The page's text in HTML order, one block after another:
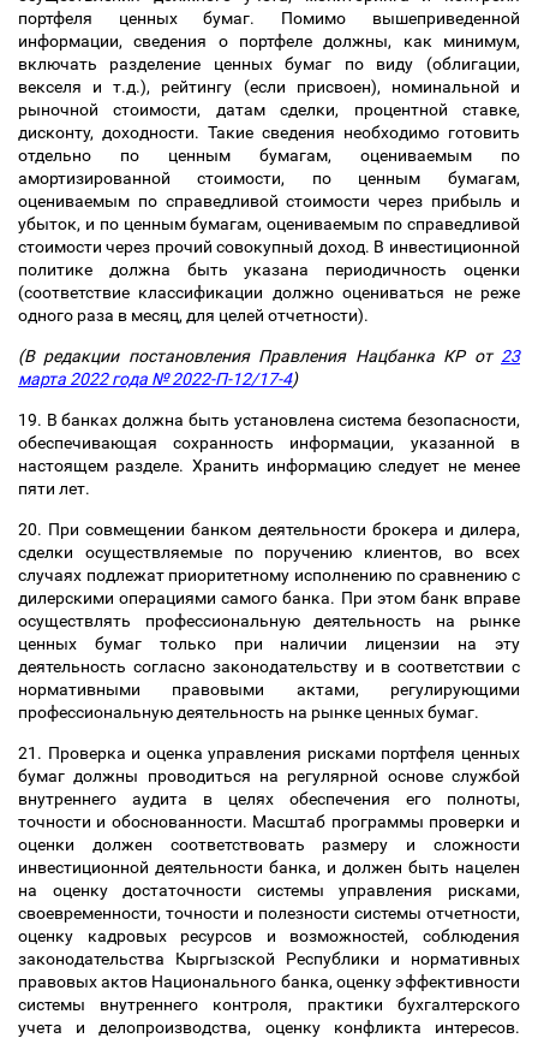
портфеля ценных бумаг. Помимо вышеприведенной
информации, сведения о портфеле должны, как минимум,
включать разделение ценных бумаг по виду (облигации,
векселя и т.д.), рейтингу (если присвоен), номинальной и
рыночной стоимости, датам сделки, процентной ставке,
дисконту, доходности. Такие сведения необходимо готовить
отдельно по ценным бумагам, оцениваемым по
амортизированной стоимости, по ценным бумагам,
оцениваемым по справедливой стоимости через прибыль и
убыток, и по ценным бумагам, оцениваемым по справедливой
стоимости через прочий совокупный доход. В инвестиционной
политике должна быть указана периодичность оценки
(соответствие классификации должно оцениваться не реже
одного раза в месяц, для целей отчетности).
(В редакции постановления Правления Нацбанка КР от 23
марта 2022 года № 2022-П-12/17-4)
19. В банках должна быть установлена система безопасности,
обеспечивающая сохранность информации, указанной в
настоящем разделе. Хранить информацию следует не менее
пяти лет.
20. При совмещении банком деятельности брокера и дилера,
сделки осуществляемые по поручению клиентов, во всех
случаях подлежат приоритетному исполнению по сравнению с
дилерскими операциями самого банка. При этом банк вправе
осуществлять профессиональную деятельность на рынке
ценных бумаг только при наличии лицензии на эту
деятельность согласно законодательству и в соответствии с
нормативными правовыми актами, регулирующими
профессиональную деятельность на рынке ценных бумаг.
21. Проверка и оценка управления рисками портфеля ценных
бумаг должны проводиться на регулярной основе службой
внутреннего аудита в целях обеспечения его полноты,
точности и обоснованности. Масштаб программы проверки и
оценки должен соответствовать размеру и сложности
инвестиционной деятельности банка, и должен быть нацелен
на оценку достаточности системы управления рисками,
своевременности, точности и полезности системы отчетности,
оценку кадровых ресурсов и возможностей, соблюдения
законодательства Кыргызской Республики и нормативных
правовых актов Национального банка, оценку эффективности
системы внутреннего контроля, практики бухгалтерского
учета и делопроизводства, оценку конфликта интересов.